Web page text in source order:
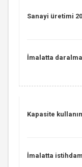
Sanayi üretimi
İmalatta
Kapasite
İmalatta